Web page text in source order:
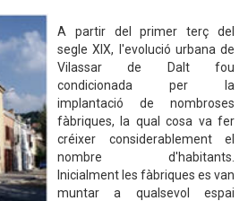
A partir del primer terç del
segle XIX, l'evolució urbana de
Vilassar de Dalt fou
condicionada per la
implantació de nombroses
fàbriques, la qual cosa va fer
créixer considerablement el
nombre d'habitants.
Inicialment les fàbriques es van
muntar a qualsevol espai